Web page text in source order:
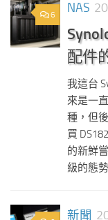
6 NAS
配件
我這台
來是一
種，但
買
的新鮮
級的態勢
新聞